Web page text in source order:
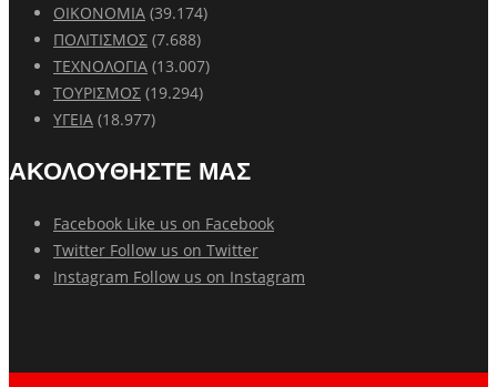
ΟΙΚΟΝΟΜΙΑ (39.174)
ΠΟΛΙΤΙΣΜΟΣ (7.688)
ΤΕΧΝΟΛΟΓΙΑ (13.007)
ΤΟΥΡΙΣΜΟΣ (19.294)
ΥΓΕΙΑ (18.977)
ΑΚΟΛΟΥΘΗΣΤΕ ΜΑΣ
Facebook Like us on Facebook
Twitter Follow us on Twitter
Instagram Follow us on Instagram